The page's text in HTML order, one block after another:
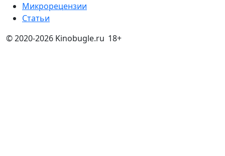
Микрорецензии
Статьи
© 2020-2026 Kinobugle.ru 18+